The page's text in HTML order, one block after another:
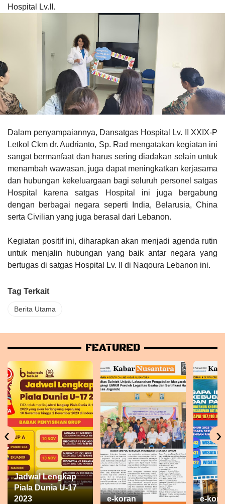
Hospital Lv.II.
Dalam penyampaiannya, Dansatgas Hospital Lv. II XXIX-P
Letkol Ckm dr. Audrianto, Sp. Rad mengatakan kegiatan ini
sangat bermanfaat dan harus sering diadakan selain untuk
menambah wawasan, juga dapat meningkatkan kerjasama
dan hubungan kekeluargaan bagi seluruh personel satgas
Hospital karena satgas Hospital ini juga bergabung
dengan berbagai negara seperti India, Belarusia, China
serta Civilian yang juga berasal dari Lebanon.
Kegiatan positif ini, diharapkan akan menjadi agenda rutin
untuk menjalin hubungan yang baik antar negara yang
bertugas di satgas Hospital Lv. II di Naqoura Lebanon ini.
Tag Terkait
Berita Utama
FEATURED
Jadwal Lengkap
Piala Dunia U-17
2023
e-koran e-
‹ ›